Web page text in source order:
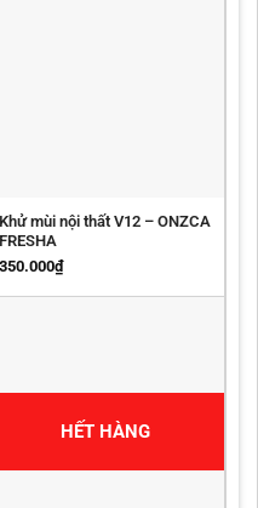
Khử mùi nội thất V12 – ONZCA
FRESHA
350.000₫
HẾT HÀNG